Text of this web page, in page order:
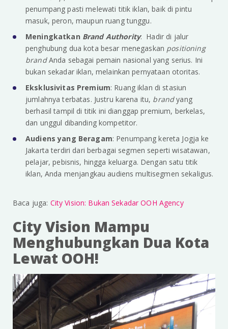
penumpang pasti melewati titik iklan, baik di pintu
masuk, peron, maupun ruang tunggu.
Meningkatkan Brand Authority: Hadir di jalur
penghubung dua kota besar menegaskan positioning
brandAnda sebagai pemain nasional yang serius. Ini
bukan sekadar iklan, melainkan pernyataan otoritas.
Eksklusivitas Premium: Ruang iklan di stasiun
jumlahnya terbatas. Justru karena itu, brandyang
berhasil tampil di titik ini dianggap premium, berkelas,
dan unggul dibanding kompetitor.
Audiens yang Beragam: Penumpang kereta Jogja ke
Jakarta terdiri dari berbagai segmen seperti wisatawan,
pelajar, pebisnis, hingga keluarga. Dengan satu titik
iklan, Anda menjangkau audiens multisegmen sekaligus.
Baca juga: City Vision: Bukan Sekadar OOH Agency
City Vision Mampu
Menghubungkan Dua Kota
Lewat OOH!